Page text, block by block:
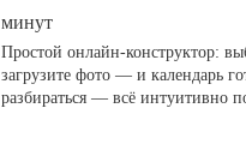
минут
Простой онлайн-конструктор:
загрузите фото — и календарь
разбираться — всё интуитивно